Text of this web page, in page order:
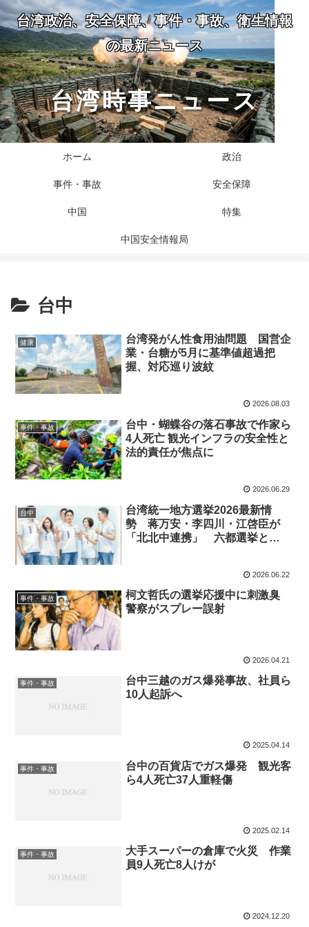
台湾政治、安全保障、事件・事故、衛生情報
の最新ニュース
台湾時事ニュース
ホーム 政治
事件・事故 安全保障
中国 特集
中国安全情報局
台中
健康
台湾発がん性食用油問題 国営企
業・台糖が5月に基準値超過把
握、対応巡り波紋
2026.08.03
事件・事故
台中・蝴蝶谷の落石事故で作家ら
4人死亡 観光インフラの安全性と
法的責任が焦点に
2026.06.29
台中
台湾統一地方選挙2026最新情
勢 蒋万安・李四川・江啓臣が
「北北中連携」 六都選挙と
2026.06.22
事件・事故
柯文哲氏の選挙応援中に刺激臭
警察がスプレー誤射
2026.04.21
事件・事故
台中三越のガス爆発事故、社員ら
10人起訴へ
2025.04.14
事件・事故
台中の百貨店でガス爆発 観光客
ら4人死亡37人重軽傷
2025.02.14
事件・事故
大手スーパーの倉庫で火災 作業
員9人死亡8人けが
2024.12.20